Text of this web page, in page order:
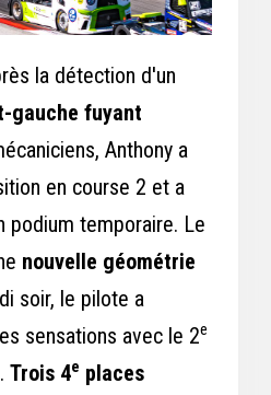
la détection d'un
gauche fuyant
Anthony a
en course 2 et a
podium temporaire. Le
nouvelle géométrie
soir, le pilote a
sensations avec le 2e
Trois 4e places